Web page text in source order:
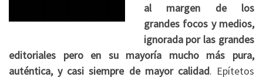
al margen de los
grandes focos y medios,
ignorada por las grandes
editoriales pero en su mayoría mucho más pura,
auténtica, y casi siempre de mayor calidad. Epítetos